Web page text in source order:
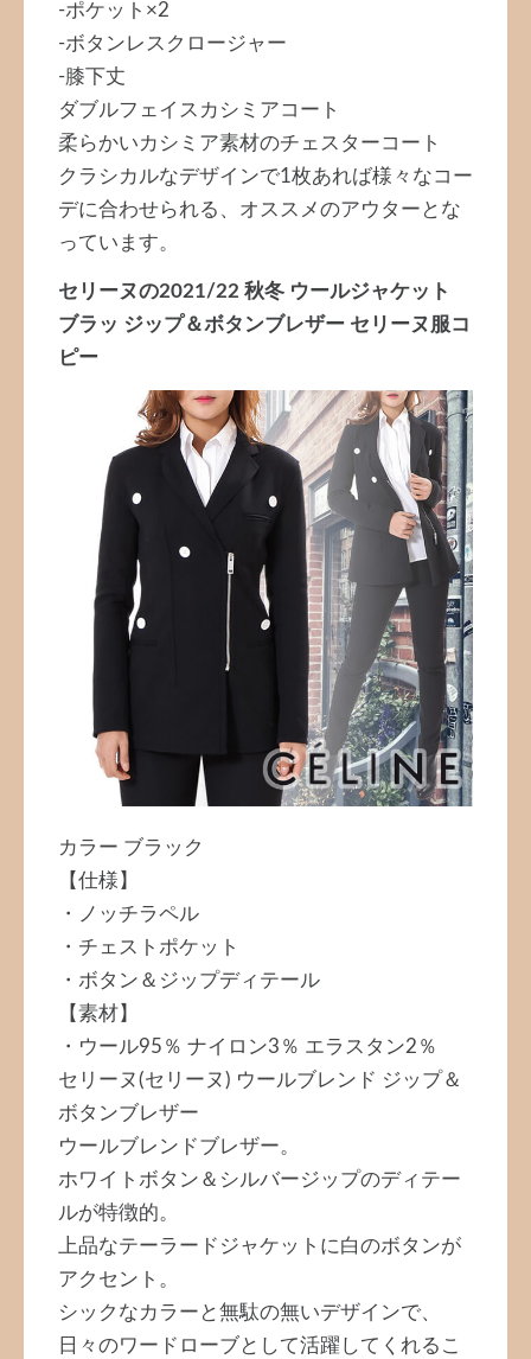
-ポケット×2
-ボタンレスクロージャー
-膝下丈
ダブルフェイスカシミアコート
柔らかいカシミア素材のチェスターコート
クラシカルなデザインで1枚あれば様々なコー
デに合わせられる、オススメのアウターとな
っています。
セリーヌの2021/22 秋冬 ウールジャケット
ブラッ ジップ＆ボタンブレザー セリーヌ服コ
ピー
カラー ブラック
【仕様】
・ノッチラペル
・チェストポケット
・ボタン＆ジップディテール
【素材】
・ウール95％ ナイロン3％ エラスタン2％
セリーヌ(セリーヌ) ウールブレンド ジップ＆
ボタンブレザー
ウールブレンドブレザー。
ホワイトボタン＆シルバージップのディテー
ルが特徴的。
上品なテーラードジャケットに白のボタンが
アクセント。
シックなカラーと無駄の無いデザインで、
日々のワードローブとして活躍してくれるこ